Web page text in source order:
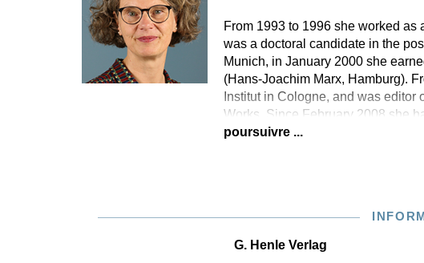
From 1993 to 1996 she worked
was a doctoral candidate in the
Munich, in January 2000 she
(Hans-Joachim Marx, Hamburg).
Institut in Cologne, and was editor
Works. Since February 2008 she
poursuivre ...
G. Henle Verlag